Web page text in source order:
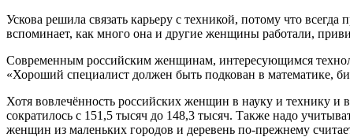
Ускова решила связать карьеру с техникой, потому что
вспоминает, как много она и другие женщины работали,
Современным российским женщинам, интересующимся
«Хороший специалист должен быть подкован в математике,
Хотя вовлечённость российских женщин в науку и технику
сократилось с 151,5 тысяч до 148,3 тысяч. Также надо
женщин из маленьких городов и деревень по-прежнему